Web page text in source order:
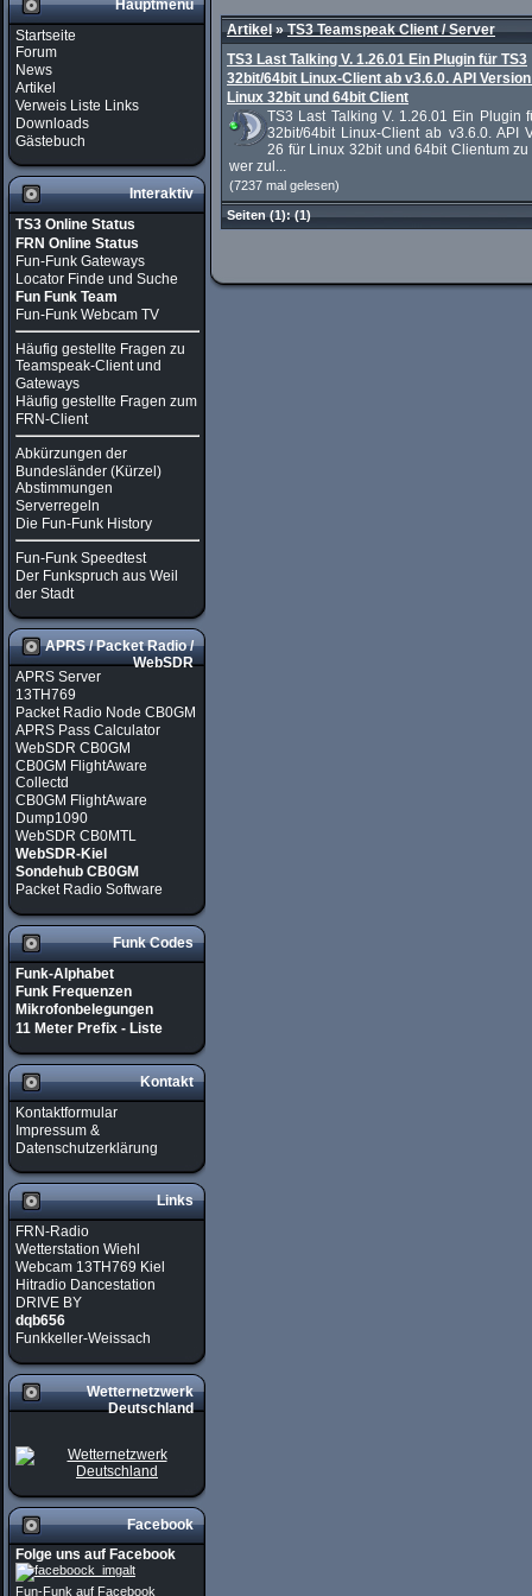
Hauptmenü
Startseite
Forum
News
Artikel
Verweis Liste Links
Downloads
Gästebuch
Interaktiv
TS3 Online Status
FRN Online Status
Fun-Funk Gateways
Locator Finde und Suche
Fun Funk Team
Fun-Funk Webcam TV
Häufig gestellte Fragen zu
Teamspeak-Client und
Gateways
Häufig gestellte Fragen zum
FRN-Client
Abkürzungen der
Bundesländer (Kürzel)
Abstimmungen
Serverregeln
Die Fun-Funk History
Fun-Funk Speedtest
Der Funkspruch aus Weil
der Stadt
APRS / Packet Radio /
WebSDR
APRS Server
13TH769
Packet Radio Node CB0GM
APRS Pass Calculator
WebSDR CB0GM
CB0GM FlightAware
Collectd
CB0GM FlightAware
Dump1090
WebSDR CB0MTL
WebSDR-Kiel
Sondehub CB0GM
Packet Radio Software
Funk Codes
Funk-Alphabet
Funk Frequenzen
Mikrofonbelegungen
11 Meter Prefix - Liste
Kontakt
Kontaktformular
Impressum &
Datenschutzerklärung
Links
FRN-Radio
Wetterstation Wiehl
Webcam 13TH769 Kiel
Hitradio Dancestation
DRIVE BY
dqb656
Funkkeller-Weissach
Wetternetzwerk
Deutschland
Facebook
Folge uns auf Facebook
Fun-Funk auf Facebook
Artikel» TS3 Teamspeak Client / Server
TS3 Last Talking V. 1.26.01 Ein Plugin für TS3
32bit/64bit Linux-Client ab v3.6.0. API
Linux 32bit und 64bit Client
TS3 Last Talking V. 1.26.01 Ein Plugin
32bit/64bit Linux-Client ab v3.6.0. API
26 für Linux 32bit und 64bit Clientum
wer zul...
(7237 mal gelesen)
Seiten(1):(1)